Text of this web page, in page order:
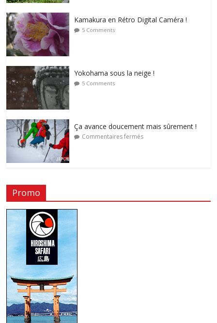
Kamakura en Rétro Digital Caméra !
5 Comments
Yokohama sous la neige !
5 Comments
Ça avance doucement mais sûrement !
Commentaires fermés
Promo